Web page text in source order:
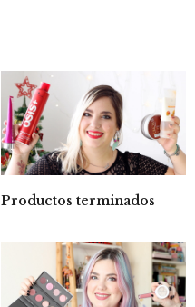
Productos terminados